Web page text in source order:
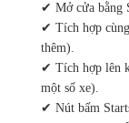
✔ Mở cửa bằng
✔ Tích hợp
thêm).
✔ Tích hợp lên
một số xe).
✔ Nút bấm